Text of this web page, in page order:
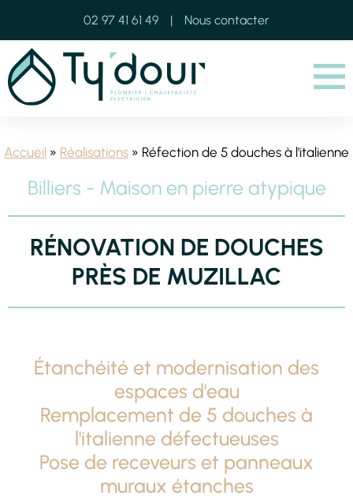
02 97 41 61 49 Nous contacter
Accueil » Réalisations » Réfection de 5 douches à l'italienne
RÉNOVATION DE DOUCHES
PRÈS DE MUZILLAC
Billiers - Maison en pierre atypique
Étanchéité et modernisation des
espaces d'eau
Remplacement de 5 douches à
l'italienne défectueuses
Pose de receveurs et panneaux
muraux étanches